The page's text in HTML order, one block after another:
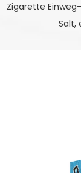
Zigarette
Salt,